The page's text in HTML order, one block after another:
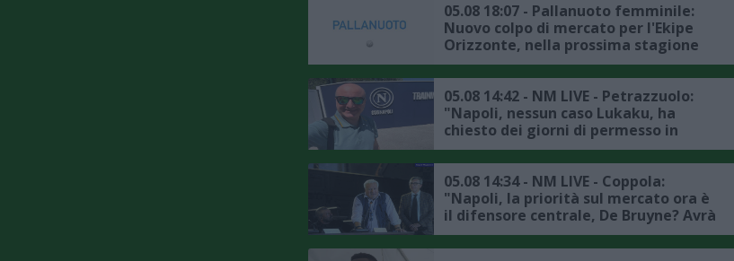
05.08 18:07 - Pallanuoto femminile:
Nuovo colpo di mercato per l'Ekipe
Orizzonte, nella prossima stagione
Lavinia Papi indosserà la calottina
rossazzurra
05.08 14:42 - NM LIVE - Petrazzuolo:
"Napoli, nessun caso Lukaku, ha
chiesto dei giorni di permesso in
accordo con la società, il punto sul
mercato"
05.08 14:34 - NM LIVE - Coppola:
"Napoli, la priorità sul mercato ora è
il difensore centrale, De Bruyne? Avrà
avuto delle rassicurazioni da Allegri"